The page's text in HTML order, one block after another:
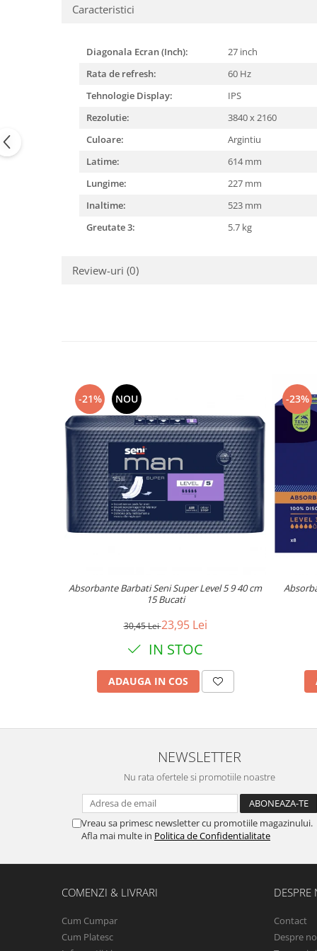
Mixere, tocatoare & roboti de
Roboți de Bucătărie
Perii de Păr Electrice
Polizoare Unghiulare
Storcătoare Citrice
Trimmere si Fierastrae
Caracteristici
Diagonala Ecran (Inch):
27 inch
Rata de refresh:
60 Hz
Tehnologie Display:
IPS
Rezolutie:
3840 x 2160
Culoare:
Argintiu
Latime:
614 mm
Lungime:
227 mm
Inaltime:
523 mm
Greutate 3:
5.7 kg
Review-uri (0)
-21% NOU
Absorbante Barbati Seni Super Level 5 9 40 cm
15 Bucati
30,45 Lei23,95 Lei
IN STOC
ADAUGA IN COS
-23%
NEWSLETTER
Nu rata ofertele si promotiile noastre
Vreau sa primesc newsletter cu promotiile magazinului.
Afla mai multe in Politica de Confidentialitate
COMENZI & LIVRARI
Cum Cumpar
Cum Platesc
DESPRE
Contact
Despre